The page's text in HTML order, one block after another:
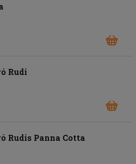
Rudi
Rudis Panna Cotta